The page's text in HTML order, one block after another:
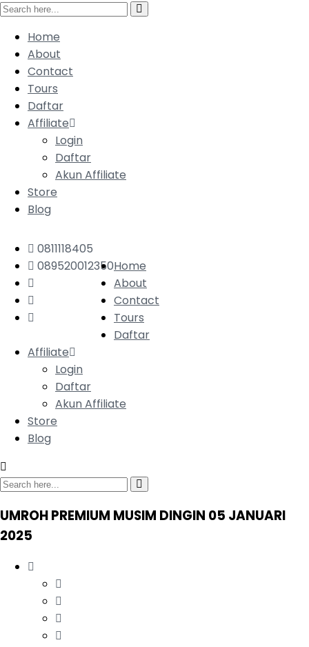
Home
About
Contact
Tours
Daftar
Affiliate
Login
Daftar
Akun Affiliate
Store
Blog
0811118405
089520012350Home
About
Contact
Tours
Daftar
Affiliate
Login
Daftar
Akun Affiliate
Store
Blog
UMROH PREMIUM MUSIM DINGIN 05 JANUARI
2025